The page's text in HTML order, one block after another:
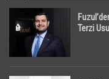
Terzi